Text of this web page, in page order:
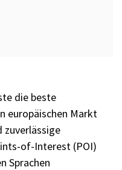
die beste
europäischen Markt
zuverlässige
of-Interest (POI)
Sprachen